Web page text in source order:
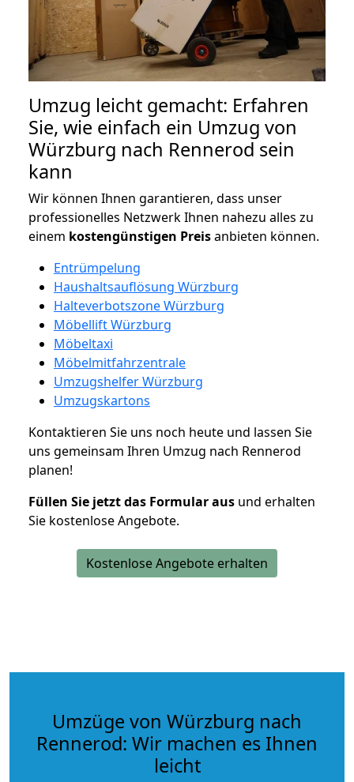
Umzug leicht gemacht: Erfahren
Sie, wie einfach ein Umzug von
Würzburg nach Rennerod sein
kann
Wir können Ihnen garantieren, dass unser
professionelles Netzwerk Ihnen nahezu alles zu
einem kostengünstigen Preisanbieten können.
Entrümpelung
Haushaltsauflösung Würzburg
Halteverbotszone Würzburg
Möbellift Würzburg
Möbeltaxi
Möbelmitfahrzentrale
Umzugshelfer Würzburg
Umzugskartons
Kontaktieren Sie uns noch heute und lassen Sie
uns gemeinsam Ihren Umzug nach Rennerod
planen!
Füllen Sie jetzt das Formular aus und erhalten
Sie kostenlose Angebote.
Kostenlose Angebote erhalten
Umzüge von Würzburg nach
Rennerod: Wir machen es Ihnen
leicht